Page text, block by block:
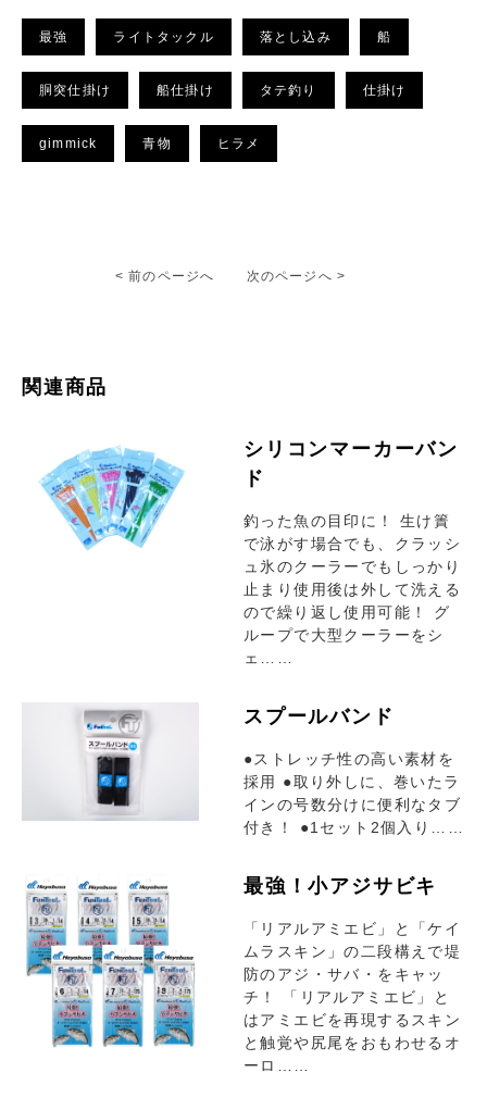
最強 ライトタックル 落とし込み 船
胴突仕掛け 船仕掛け タテ釣り 仕掛け
gimmick 青物 ヒラメ
< 前のページへ 次のページへ >
関連商品
シリコンマーカーバン
ド
釣った魚の目印に！ 生け簀
で泳がす場合でも、クラッシ
ュ氷のクーラーでもしっかり
止まり使用後は外して洗える
ので繰り返し使用可能！ グ
ループで大型クーラーをシ
ェ……
スプールバンド
●ストレッチ性の高い素材を
採用 ●取り外しに、巻いたラ
インの号数分けに便利なタブ
付き！ ●1セット2個入り……
最強！小アジサビキ
「リアルアミエビ」と「ケイ
ムラスキン」の二段構えで堤
防のアジ・サバ・をキャッ
チ！ 「リアルアミエビ」と
はアミエビを再現するスキン
と触覚や尻尾をおもわせるオ
ーロ……